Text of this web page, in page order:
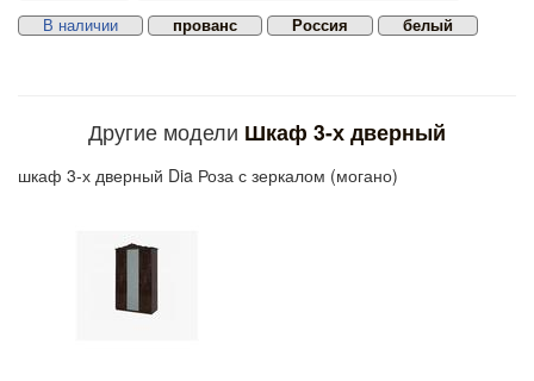
В наличии
прованс Россия белый
Другие модели Шкаф 3-х дверный
шкаф 3-х дверный Dia Роза с зеркалом (могано)